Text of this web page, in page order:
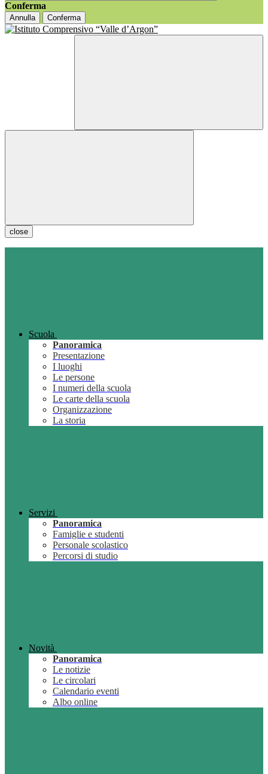
Conferma
Annulla Conferma
close
Scuola
Panoramica
Presentazione
I luoghi
Le persone
I numeri della scuola
Le carte della scuola
Organizzazione
La storia
Servizi
Panoramica
Famiglie e studenti
Personale scolastico
Percorsi di studio
Novità
Panoramica
Le notizie
Le circolari
Calendario eventi
Albo online